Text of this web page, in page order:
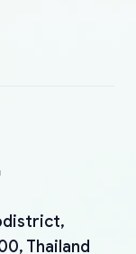
Thailand